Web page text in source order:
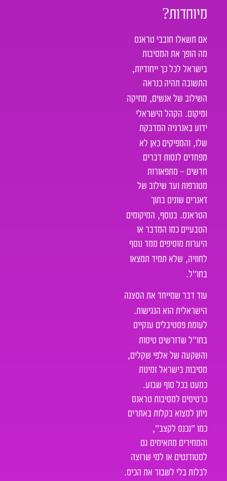
מיוחדות?
אם תשאלו חובבי טראנס
מה הופך את המסיבות
בישראל לכל כך ייחודיות,
התשובה תהיה כנראה
השילוב של אנשים, מוזיקה
ומיקום. הקהל הישראלי
ידוע באנרגיה המדבקת
שלו, והמפיקים כאן לא
מפחדים לנסות דברים
חדשים – מתפאורות
מטורפות ועד שילוב של
ז’אנרים שונים בתוך
הטראנס. בנוסף, המיקומים
הטבעיים כמו המדבר או
היערות מוסיפים ממד נוסף
לחוויה, שלא תמיד תמצאו
בחו"ל.
עוד דבר שמייחד את הסצנה
הישראלית הוא הנגישות.
לעומת פסטיבלים ענקיים
בחו"ל שדורשים טיסות
והשקעה של אלפי שקלים,
מסיבות בישראל זמינות
כמעט בכל סוף שבוע.
כרטיסים למסיבות טראנס
ניתן למצוא בקלות באתרים
כמו "נכנס לקצב",
והמחירים מתאימים גם
לסטודנטים או למי שרוצה
לבלות בלי לשבור את הכיס.